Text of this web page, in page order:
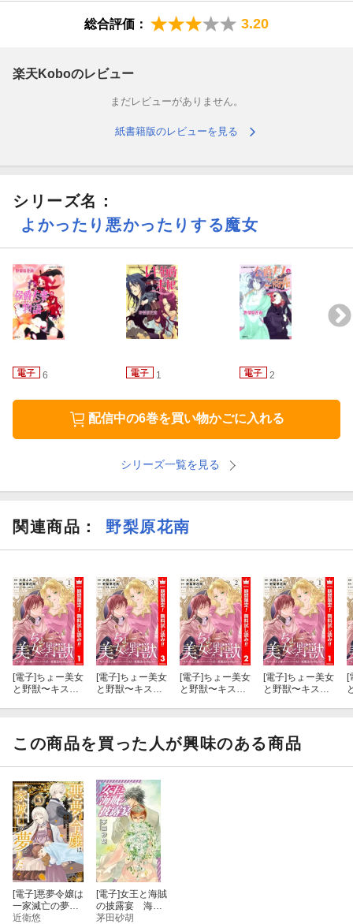
総合評価： 3.20
楽天Koboのレビュー
まだレビューがありません。
紙書籍版のレビューを見る
シリーズ名：
よかったり悪かったりする魔女
6 1 2
配信中の6巻を買い物かごに入れる
シリーズ一覧を見る
関連商品 ： 野梨原花南
[電子]ちょー美女
と野獣〜キスし
法をかけなくち
ゃ〜【期間限定
[電子]ちょー美女
と野獣〜キスし
法をかけなくち
ゃ〜【期間限定
[電子]ちょー美女
と野獣〜キスし
法をかけなくち
ゃ〜【期間限定
[電子]ちょー美女
と野獣〜キスし
法をかけなくち
ゃ〜【期間限定
[
この商品を買った人が興味のある商品
[電子]悪夢令嬢は
一家滅亡の夢を
見た 〜私の目
近衛悠
[電子]女王と海賊
の披露宴 海賊
と女王の航宙記
茅田砂胡